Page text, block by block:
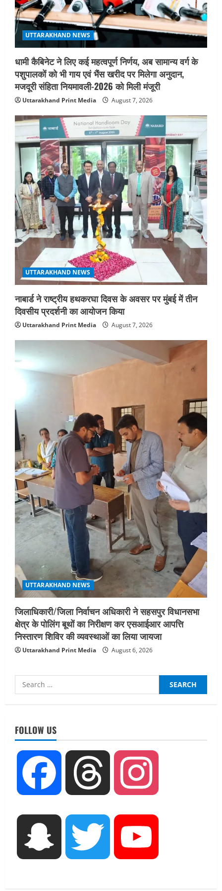
UTTARAKHAND NEWS
धामी कैबिनेट ने लिए कई महत्वपूर्ण निर्णय, अब सामान्य वर्ग के
पशुपालकों को भी गाय एवं भैंस खरीद पर मिलेगा अनुदान,
मजदूरी संहिता नियमावली-2026 को मिली मंजूरी
Uttarakhand Print Media August 7, 2026
UTTARAKHAND NEWS
नाबार्ड ने राष्ट्रीय हथकरघा दिवस के अवसर पर मुंबई में तीन
दिवसीय प्रदर्शनी का आयोजन किया
Uttarakhand Print Media August 7, 2026
UTTARAKHAND NEWS
जिलाधिकारी/जिला निर्वाचन अधिकारी ने सहसपुर विधानसभा
क्षेत्र के पोलिंग बूथों का निरीक्षण कर एसआईआर आपत्ति
निस्तारण शिविर की व्यवस्थाओं का लिया जायजा
Uttarakhand Print Media August 6, 2026
Search
for:
FOLLOW US
Facebook Threads
Snapchat Twitter
August 7, 2026
UTTARAKHAND NEWS
जिलाधिकारी/जिला निर्वाचन अधिकारी ने
सहसपुर विधानसभा क्षेत्र के पोलिंग बूथों का
August 6, 2026
UTTARAKHAND NEWS
तीलू रौतेली पुरस्कार के लिए 13 वीरांगनाओं का
चयन : रेखा आर्या